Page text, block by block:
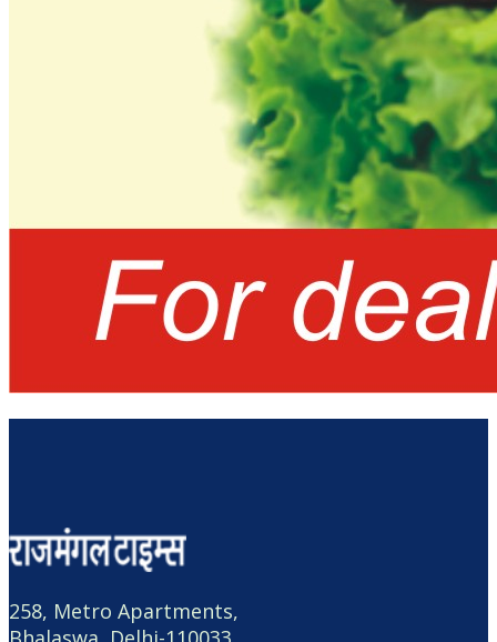
258, Metro Apartments,